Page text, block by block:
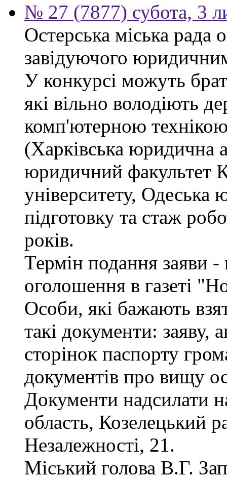
№ 27 (7877) субота, 3
Остерська міська рада
завідуючого
У конкурсі можуть
які вільно володіють
комп'ютерною
(Харківська юридична
юридичний факультет
університету, Одеська
підготовку та стаж
років.
Термін подання заяви -
оголошення в газеті
Особи, які бажають
такі документи: заяву,
сторінок паспорту
документів про вищу
Документи надсилати
область, Козелецький
Незалежності, 21.
Міський голова В.Г.